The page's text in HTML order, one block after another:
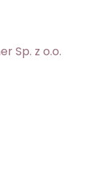
Sp. z o.o.